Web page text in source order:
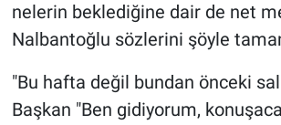
nelerin beklediğine dair de net
Nalbantoğlu sözlerini şöyle
"Bu hafta değil bundan önceki
Başkan "Ben gidiyorum,